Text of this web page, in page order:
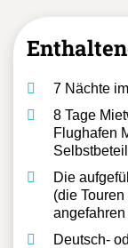
7 Nächte
8 Tage
Flughafen
Die
(die
Deutsch-